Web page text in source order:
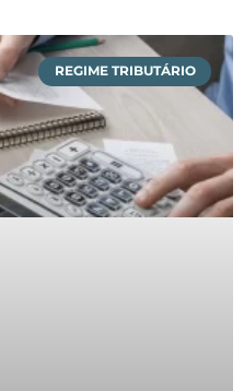
REGIME TRIBUTÁRIO